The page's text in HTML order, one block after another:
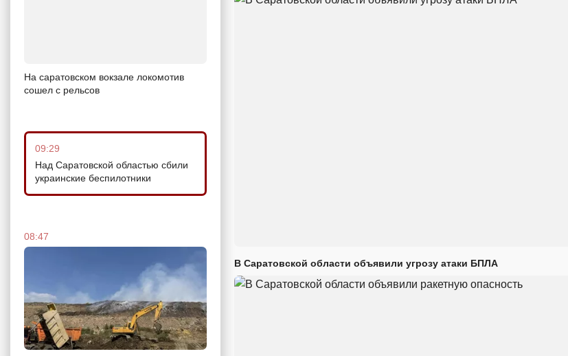
На саратовском вокзале локомотив
сошел с рельсов
09:29
Над Саратовской областью сбили
украинские беспилотники
08:47
В Саратовской области объявили угрозу атаки БПЛА